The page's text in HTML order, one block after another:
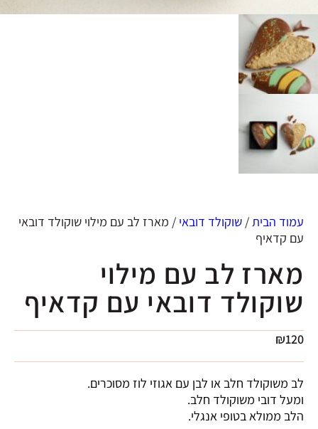
עמוד הבית/שוקולד דובאי/ מארז לב עם מילוי שוקולד דובאי
עם קדאיף
מארז לב עם מילוי
שוקולד דובאי עם קדאיף
₪120
לב משוקולד חלב או לבן עם אגוזי לוז מסוכרים.
ומעל דובי משוקולד חלב.
הלב ממולא בטופי אנגלי.